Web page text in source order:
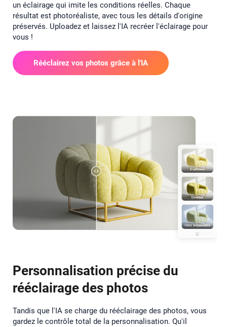
un éclairage qui imite les conditions réelles. Chaque
résultat est photoréaliste, avec tous les détails d'origine
préservés. Uploadez et laissez l'IA recréer l'éclairage pour
vous !
Rééclairez vos photos grâce à l'IA
Personnalisation précise du
rééclairage des photos
Tandis que l'IA se charge du rééclairage des photos, vous
gardez le contrôle total de la personnalisation. Qu'il